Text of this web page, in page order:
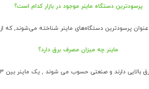
پرسودترین دستگاه ماینر موجود در بازار کدام است؟
عنوان پرسودترین دستگاه‌های ماینر شناخته می‌شوند,
ماینر چه میزان مصرف برق دارد؟